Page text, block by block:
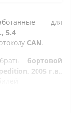
для
5.4
CAN.
бортовой
2005 г.в.,
с